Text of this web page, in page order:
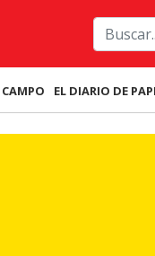
CAMPO EL DIARIO DE